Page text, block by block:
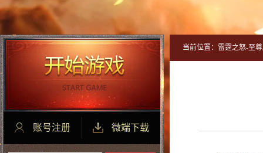
当前位置： 雷霆之怒-至
账号注册 微端下载